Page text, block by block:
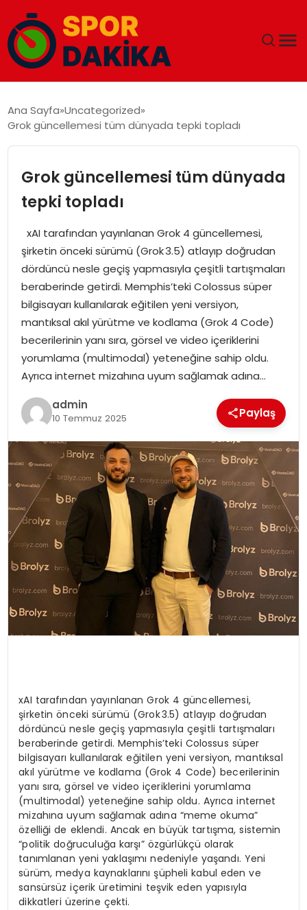
GÜNDEM
DÜNYA
EĞITIM
EKONOMI
MAGAZIN
SAĞLIK
SIYASET
SPOR
TEKNOLOJI
Ana Sayfa Uncategorized
Grok güncellemesi tüm dünyada tepki topladı
Grok güncellemesi tüm dünyada
tepki topladı
xAI tarafından yayınlanan Grok 4 güncellemesi,
şirketin önceki sürümü (Grok 3.5) atlayıp doğrudan
dördüncü nesle geçiş yapmasıyla çeşitli tartışmaları
beraberinde getirdi. Memphis’teki Colossus süper
bilgisayarı kullanılarak eğitilen yeni versiyon,
mantıksal akıl yürütme ve kodlama (Grok 4 Code)
becerilerinin yanı sıra, görsel ve video içeriklerini
yorumlama (multimodal) yeteneğine sahip oldu.
Ayrıca internet mizahına uyum sağlamak adına…
admin
10 Temmuz 2025 Paylaş
xAI tarafından yayınlanan Grok 4 güncellemesi,
şirketin önceki sürümü (Grok 3.5) atlayıp doğrudan
dördüncü nesle geçiş yapmasıyla çeşitli tartışmaları
beraberinde getirdi. Memphis’teki Colossus süper
bilgisayarı kullanılarak eğitilen yeni versiyon, mantıksal
akıl yürütme ve kodlama (Grok 4 Code) becerilerinin
yanı sıra, görsel ve video içeriklerini yorumlama
(multimodal) yeteneğine sahip oldu. Ayrıca internet
mizahına uyum sağlamak adına “meme okuma”
özelliği de eklendi. Ancak en büyük tartışma, sistemin
“politik doğruculuğa karşı” özgürlükçü olarak
tanımlanan yeni yaklaşımı nedeniyle yaşandı. Yeni
sürüm, medya kaynaklarını şüpheli kabul eden ve
sansürsüz içerik üretimini teşvik eden yapısıyla
dikkatleri üzerine çekti.